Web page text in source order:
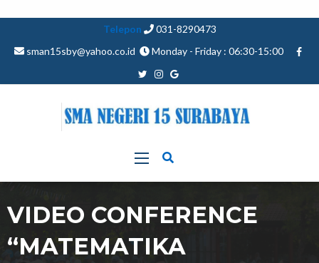
Telepon
031-8290473
sman15sby@yahoo.co.id
Monday - Friday : 06:30-15:00
VIDEO CONFERENCE
“MATEMATIKA